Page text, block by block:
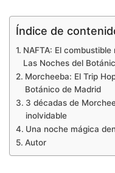
Índice de
NAFTA: El
Las Noches del
Morcheeba: El Trip
Botánico de Madrid
3 décadas de
inolvidable
Una noche mágica
Autor